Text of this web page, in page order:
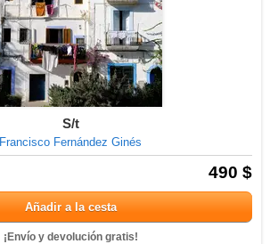
S/t
Francisco Fernández Ginés
490 $
Añadir a la cesta
¡Envío y devolución gratis!